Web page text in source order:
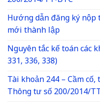
Hướng dẫn đăng ký
mới thành lập
Nguyên tắc kế toán các
331, 336, 338)
Tài khoản 244 – Cầm
Thông tư số 200/2014/